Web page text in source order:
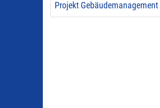
Projekt Gebäudemanagement